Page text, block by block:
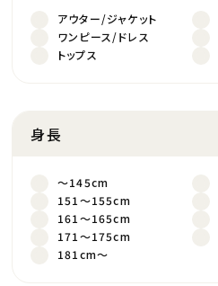
アウター/ジャケット
ワンピース/ドレス
トップス
身長
～145cm
151～155cm
161～165cm
171～175cm
181cm～